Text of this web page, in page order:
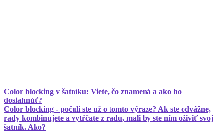
Color blocking v šatníku: Viete, čo znamená a ako ho
dosiahnúť?
Color blocking - počuli ste už o tomto výraze? Ak ste odvážne,
rady kombinujete a vytŕčate z radu, mali by ste ním oživiť svoj
šatník. Ako?